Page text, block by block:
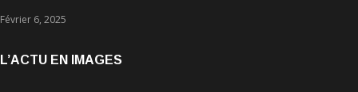
Février 6, 2025
L’ACTU EN IMAGES